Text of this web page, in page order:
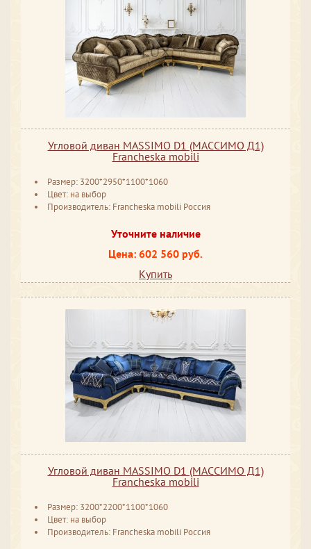
Угловой диван MASSIMO D1 (МАССИМО Д1)
Francheska mobili
Размер: 3200*2950*1100*1060
Цвет: на выбор
Производитель: Francheska mobili Россия
Уточните наличие
Цена: 602 560 руб.
Купить
Угловой диван MASSIMO D1 (МАССИМО Д1)
Francheska mobili
Размер: 3200*2200*1100*1060
Цвет: на выбор
Производитель: Francheska mobili Россия